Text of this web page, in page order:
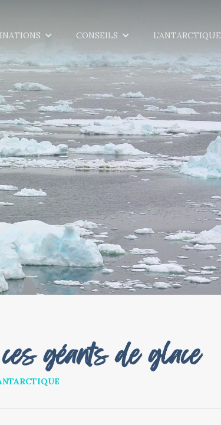
CONSEILS L'ANTARCTIQUE
géants de glace